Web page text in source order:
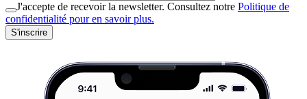
J'accepte de recevoir la newsletter. Consultez notre Politique de
confidentialité pour en savoir plus.
S'inscrire